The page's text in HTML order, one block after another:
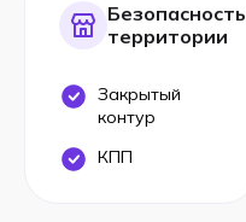
Безопасность
территории
Закрытый
контур
КПП